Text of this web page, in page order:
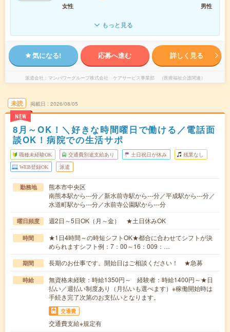
女性
男性
もっと見る
気になる! 応募へ進む 詳しく見る
派遣会社 マンパワーグループ株式会社 ケアサービス事業部 （医療福祉介護関連）
未読
NEW
掲載日 2026/08/05
8月～OK！＼好きな時間曜日で働ける／電話面
談OK！病院での生活サポ
職種未経験OK 交通費別途支給あり 土日祝日が休み 残業なし
WEB登録OK 派遣
勤務地
熊本市中央区
南熊本駅から---分／新水前寺駅から---分／平成駅から---分／
水道町駅から---分／水前寺公園駅から---分
曜日頻度 週2日～5日OK（月～金） ★土日休みOK
時間
★1日4時間～の時短シフトOK★都合に合わせてシフトが決
められますシフト例：7：00～16：009：…
期間 長期のお仕事です。開始日はご相談ください！ ★急募
時給
無資格未経験：時給1350円～ 経験者：時給1400円～★日
払い／週払い制度あり（月払いも選べます）※稼働開始時は
手続き完了次第のお支払いとなります。
交通費
交通費支給※規定有